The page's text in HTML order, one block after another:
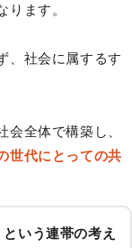
ます。
、社会に属するす
全体で構築し、
世代にとっての共
いう連帯の考え